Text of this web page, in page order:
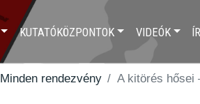
KUTATÓKÖZPONTOK VIDEÓK
Minden rendezvény A kitörés hősei